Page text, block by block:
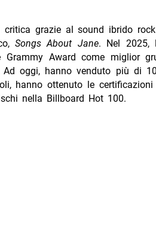
grazie al sound ibrido
Songs About Jane. Nel 2025,
Award come miglior
oggi, hanno venduto più di
hanno ottenuto le certificazioni
nella Billboard Hot 100.